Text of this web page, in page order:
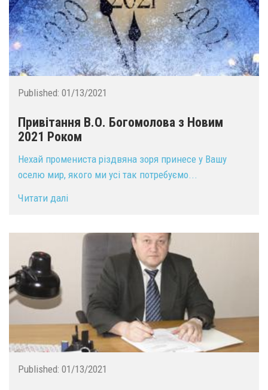
Published: 01/13/2021
Привітання В.О. Богомолова з Новим
2021 Роком
Нехай промениста різдвяна зоря принесе у Вашу
оселю мир, якого ми усі так потребуємо...
Читати далі
Published: 01/13/2021